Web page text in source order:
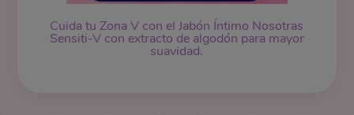
Cuida tu Zona V con el Jabón Íntimo Nosotras
Sensiti-V con extracto de algodón para mayor
suavidad.